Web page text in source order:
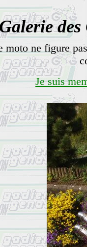
moto ne figure
Je suis